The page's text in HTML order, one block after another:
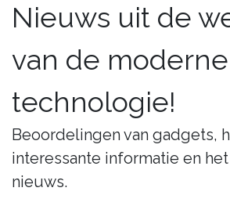
Nieuws uit de
van de moderne
technologie!
Beoordelingen van gadgets,
interessante informatie en
nieuws.